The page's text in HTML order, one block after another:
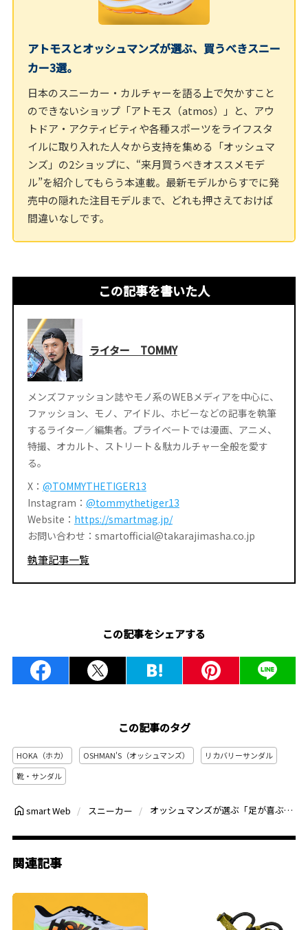
アトモスとオッシュマンズが選ぶ、買うべきスニー
カー3選。
日本のスニーカー・カルチャーを語る上で欠かすこと
のできないショップ「アトモス（atmos）」と、アウ
トドア・アクティビティや各種スポーツをライフスタ
イルに取り入れた人々から支持を集める「オッシュマ
ンズ」の2ショップに、“来月買うべきオススメモデ
ル”を紹介してもらう本連載。最新モデルからすでに発
売中の隠れた注目モデルまで、どれも押さえておけば
間違いなしです。
この記事を書いた人
ライター TOMMY
メンズファッション誌やモノ系のWEBメディアを中心に、
ファッション、モノ、アイドル、ホビーなどの記事を執筆
するライター／編集者。プライベートでは漫画、アニメ、
特撮、オカルト、ストリート＆駄カルチャー全般を愛す
る。
X： @TOMMYTHETIGER13
Instagram： @tommythetiger13
Website： https://smartmag.jp/
お問い合わせ：smartofficial@takarajimasha.co.jp
執筆記事一覧
この記事をシェアする
この記事のタグ
HOKA（ホカ） OSHMAN'S（オッシュマンズ）
リカバリーサンダル
靴・サンダル
smart Web スニーカー オッシュマンズが選ぶ「足が喜ぶ最優秀サンダル」3選！TELIC、HOKA、OOFOS…街でも映えるリカバリーモデル
関連記事